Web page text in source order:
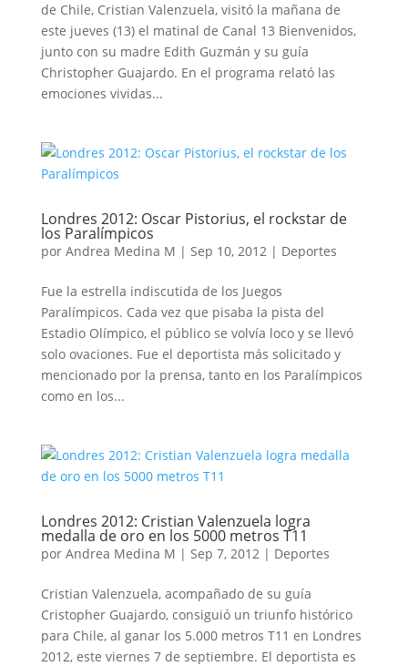
de Chile, Cristian Valenzuela, visitó la mañana de
este jueves (13) el matinal de Canal 13 Bienvenidos,
junto con su madre Edith Guzmán y su guía
Christopher Guajardo. En el programa relató las
emociones vividas...
Londres 2012: Oscar Pistorius, el rockstar de
los Paralímpicos
por Andrea Medina M | Sep 10, 2012| Deportes
Fue la estrella indiscutida de los Juegos
Paralímpicos. Cada vez que pisaba la pista del
Estadio Olímpico, el público se volvía loco y se llevó
solo ovaciones. Fue el deportista más solicitado y
mencionado por la prensa, tanto en los Paralímpicos
como en los...
Londres 2012: Cristian Valenzuela logra
medalla de oro en los 5000 metros T11
por Andrea Medina M | Sep 7, 2012| Deportes
Cristian Valenzuela, acompañado de su guía
Cristopher Guajardo, consiguió un triunfo histórico
para Chile, al ganar los 5.000 metros T11 en Londres
2012, este viernes 7 de septiembre. El deportista es